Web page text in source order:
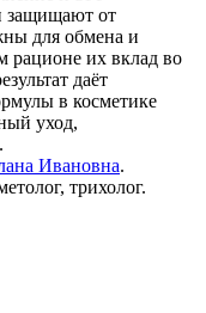
защищают от
для обмена и
рационе их вклад во
даёт
в косметике
уход,
Ивановна.
трихолог.